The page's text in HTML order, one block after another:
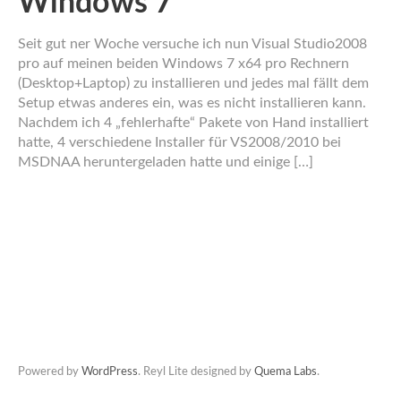
Seit gut ner Woche versuche ich nun Visual Studio2008
pro auf meinen beiden Windows 7 x64 pro Rechnern
(Desktop+Laptop) zu installieren und jedes mal fällt dem
Setup etwas anderes ein, was es nicht installieren kann.
Nachdem ich 4 „fehlerhafte“ Pakete von Hand installiert
hatte, 4 verschiedene Installer für VS2008/2010 bei
MSDNAA heruntergeladen hatte und einige […]
Powered by WordPress. Reyl Lite designed by Quema Labs.